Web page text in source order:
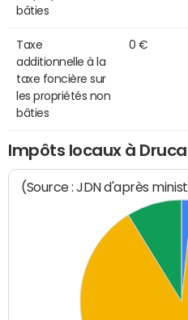
bâties
Taxe
additionnelle à la
taxe foncière sur
les propriétés non
bâties
0 €
Impôts locaux à
(Source : JDN d'après